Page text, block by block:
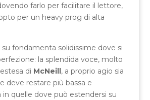
farlo per facilitare il lettore,
per un heavy prog di alta
fondamenta solidissime dove si
la splendida voce, molto
di McNeill, a proprio agio sia
deve restare più bassa e
in quelle dove può estendersi su